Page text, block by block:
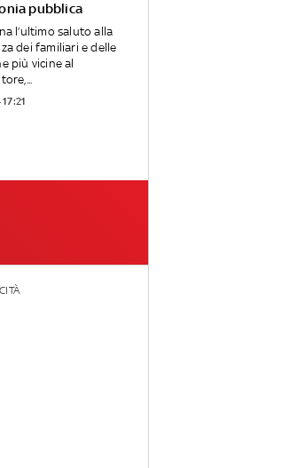
pubblica
l’ultimo saluto alla
dei familiari e delle
più vicine al